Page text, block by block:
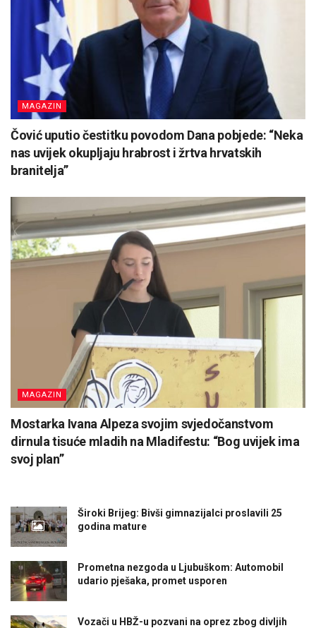
MAGAZIN
Čović uputio čestitku povodom Dana pobjede: “Neka
nas uvijek okupljaju hrabrost i žrtva hrvatskih
branitelja”
MAGAZIN
Mostarka Ivana Alpeza svojim svjedočanstvom
dirnula tisuće mladih na Mladifestu: “Bog uvijek ima
svoj plan”
Široki Brijeg: Bivši gimnazijalci proslavili 25
godina mature
Prometna nezgoda u Ljubuškom: Automobil
udario pješaka, promet usporen
Vozači u HBŽ-u pozvani na oprez zbog divljih